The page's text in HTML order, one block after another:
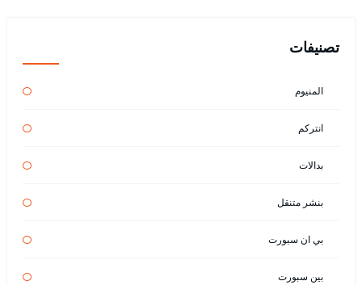
تصنيفات
المنيوم
انتركم
بدالات
بنشر متنقل
بي ان سبورت
بين سبورت